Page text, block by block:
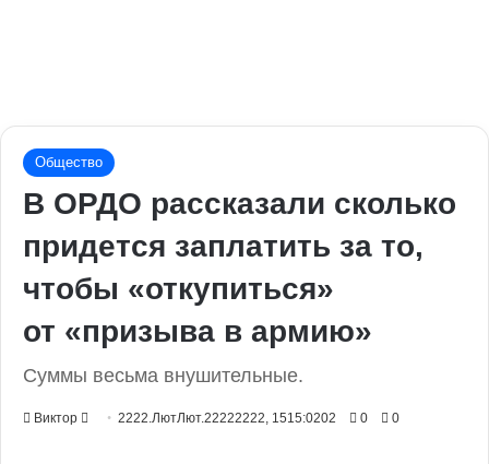
Общество
В ОРДО рассказали сколько
придется заплатить за то,
чтобы «откупиться»
от «призыва в армию»
Суммы весьма внушительные.
Виктор
Send2222.ЛютЛют.22222222, 1515:0202 0 0